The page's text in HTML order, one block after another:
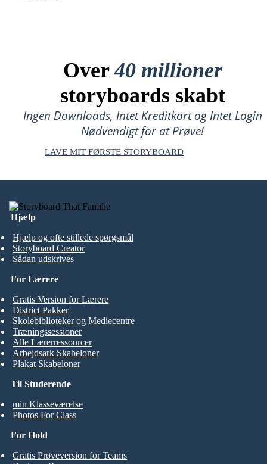
Over40 millioner
storyboards skabt
Ingen Downloads, Intet Kreditkort og Intet Login
Nødvendigt for at Prøve!
LAVE MIT FØRSTE STORYBOARD
Hjælp
Hjælp og ofte stillede spørgsmål
Storyboard Creator
Sådan udskrives
Til Studerende
min Klasseværelse
Photos For Class
For Lærere
Gratis Version for Lærere
District Pakker
Skolebiblioteker og Mediecentre
Træningssessioner
Alle Lærerressourcer
Arbejdsark Skabeloner
Plakat Skabeloner
For Hold
Gratis Prøveversion for Teams